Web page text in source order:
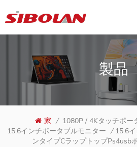
製品
家 / 1080P / 4Kタッチポー
15.6インチポータブルモニター / 15.6
ンタイプCラップトップps4usb